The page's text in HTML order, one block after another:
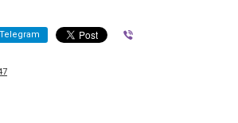
Telegram